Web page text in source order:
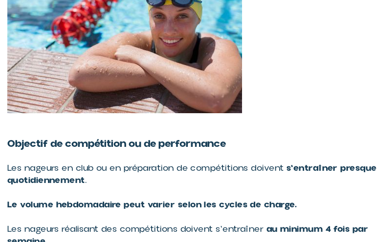
Objectif de compétition ou de performance
Les nageurs en club ou en préparation de compétitions doivent s'entraîner presque
quotidiennement.
Le volume hebdomadaire peut varier selon les cycles de charge.
Les nageurs réalisant des compétitions doivent s'entraîner au minimum 4 fois par